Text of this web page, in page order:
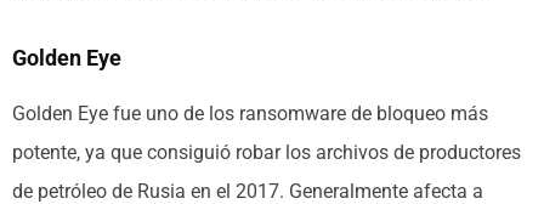
Golden Eye
Golden Eye fue uno de los ransomware de bloqueo más
potente, ya que consiguió robar los archivos de productores
de petróleo de Rusia en el 2017. Generalmente afecta a